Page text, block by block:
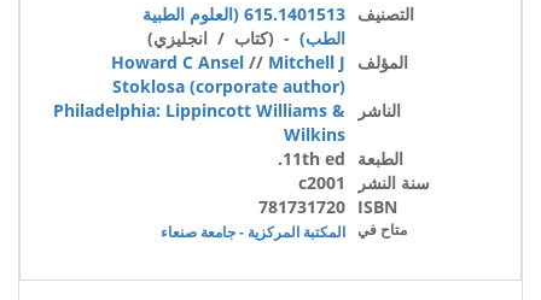
التصنيف
615.1401513 (العلوم الطبية
الطب) - (كتاب / انجليزي)
المؤلف
Howard C Ansel // Mitchell J
Stoklosa (corporate author)
الناشر
Philadelphia: Lippincott Williams &
Wilkins
الطبعة
11th ed.
سنة النشر
c2001
ISBN
781731720
متاح في المكتبة المركزية - جامعة صنعاء